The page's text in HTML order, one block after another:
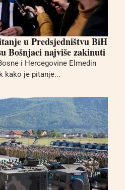
u Predsjedništvu BiH
Bošnjaci najviše zakinuti
i Hercegovine Elmedin
kako je pitanje...